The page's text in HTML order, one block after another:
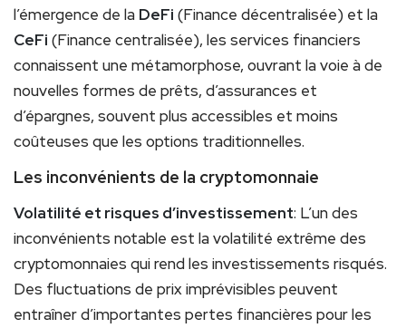
l’émergence de la DeFi (Finance décentralisée) et la
CeFi (Finance centralisée), les services financiers
connaissent une métamorphose, ouvrant la voie à de
nouvelles formes de prêts, d’assurances et
d’épargnes, souvent plus accessibles et moins
coûteuses que les options traditionnelles.
Les inconvénients de la cryptomonnaie
Volatilité et risques d’investissement: L’un des
inconvénients notable est la volatilité extrême des
cryptomonnaies qui rend les investissements risqués.
Des fluctuations de prix imprévisibles peuvent
entraîner d’importantes pertes financières pour les